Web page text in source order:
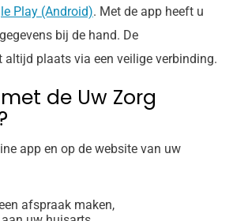
Play (Android). Met de app heeft u
bij de hand. De
plaats via een veilige verbinding.
de Uw Zorg
app en op de website van uw
afspraak maken,